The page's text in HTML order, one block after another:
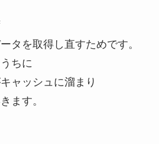
タを取得し直すためです。
ちに
ャッシュに溜まり
ます。